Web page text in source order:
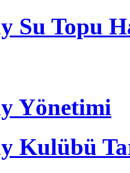
Su Topu
Yönetimi
Kulübü